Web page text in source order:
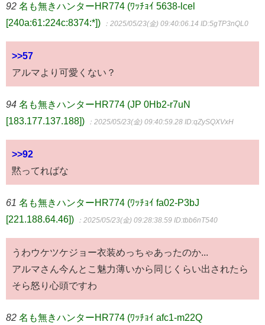
92 名も無きハンターHR774 (ﾜｯﾁｮｲ 5638-lcel
[240a:61:224c:8374:*])
：2025/05/23(金) 09:40:06.14 ID:5gTP3nQL0
>>57
アルマより可愛くない？
94 名も無きハンターHR774 (JP 0Hb2-r7uN
[183.177.137.188])
：2025/05/23(金) 09:40:59.28 ID:qZySQXVxH
>>92
黙ってればな
61 名も無きハンターHR774 (ﾜｯﾁｮｲ fa02-P3bJ
[221.188.64.46])
：2025/05/23(金) 09:28:38.59 ID:tbb6nT540
うわウケツケジョー衣装めっちゃあったのか...
アルマさん今んとこ魅力薄いから同じくらい出されたら
そら怒り心頭ですわ
82 名も無きハンターHR774 (ﾜｯﾁｮｲ afc1-m22Q